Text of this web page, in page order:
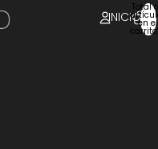
INICIO
Total
en el